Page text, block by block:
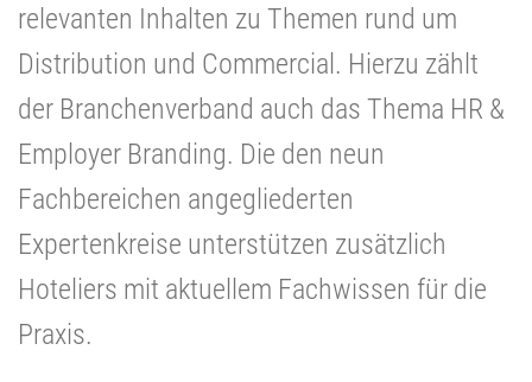
relevanten Inhalten zu Themen rund um
Distribution und Commercial. Hierzu zählt
der Branchenverband auch das Thema HR &
Employer Branding. Die den neun
Fachbereichen angegliederten
Expertenkreise unterstützen zusätzlich
Hoteliers mit aktuellem Fachwissen für die
Praxis.